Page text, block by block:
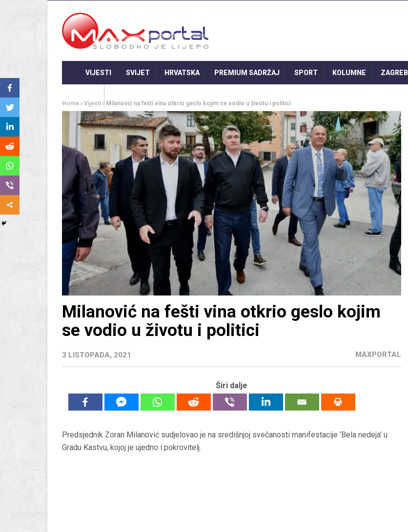
VIJESTI SVIJET HRVATSKA PREMIUM SADRŽAJ SPORT KOLUMNE ZAGREB
Home Vijesti Milanović na fešti vina otkrio geslo kojim se vodio u životu i politici
Milanović na fešti vina otkrio geslo kojim
se vodio u životu i politici
3 LISTOPADA, 2021 MAXPORTAL
Širi dalje
Predsjednik Zoran Milanović sudjelovao je na središnjoj svečanosti manifestacije ‘Bela nedeja’ u
Gradu Kastvu, kojoj je ujedno i pokrovitelj.